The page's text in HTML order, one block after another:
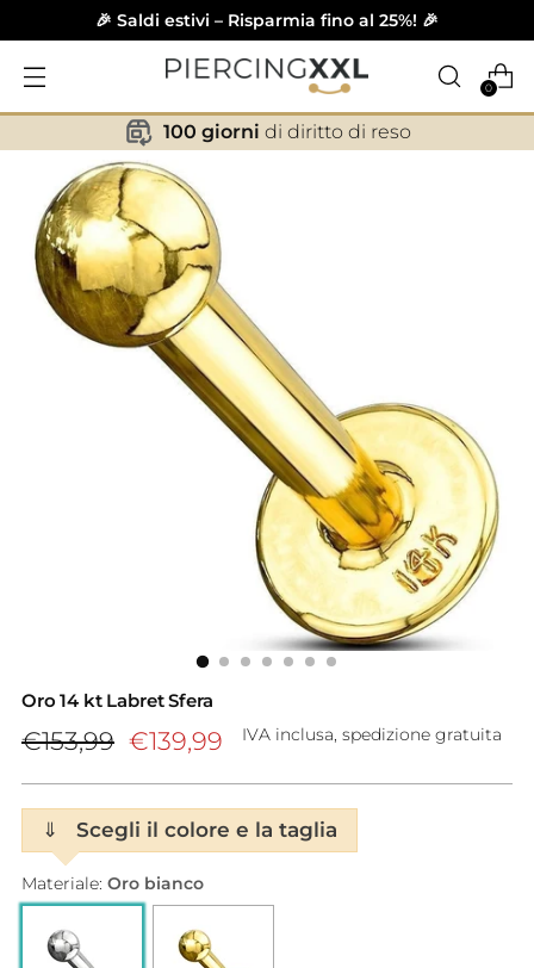
🎉 Saldi estivi – Risparmia fino al 25%! 🎉
0
✕
100 giorni di diritto di reso
Oro 14 kt Labret Sfera
Prezzo
listino
€153,99 €139,99 IVA inclusa, spedizione gratuita
⇓ Scegli il colore e la taglia
Materiale: Oro bianco